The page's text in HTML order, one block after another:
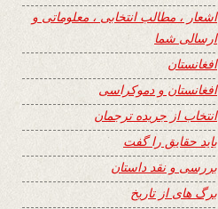
اشعار ، مطالب انتخابی ، معلوماتی و
ارسالی شما
افغانستان
افغانستان و دموکراسی
انتخاب از جریده ترجمان
باید حقایق را گفت
بررسی و نقد داستان
برگ های از تاریخ